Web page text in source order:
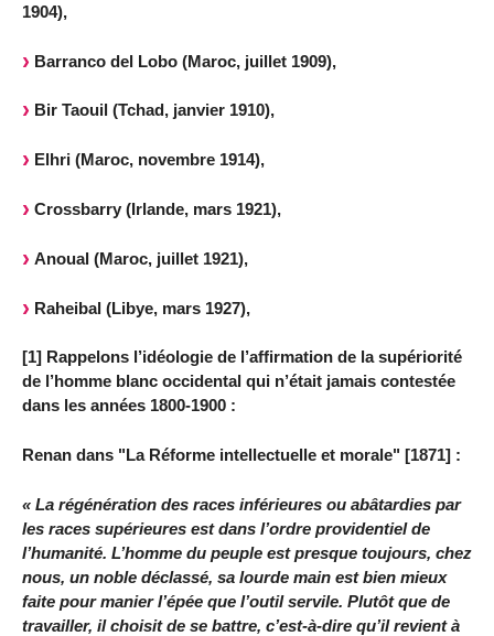
1904),
Barranco del Lobo (Maroc, juillet 1909),
Bir Taouil (Tchad, janvier 1910),
Elhri (Maroc, novembre 1914),
Crossbarry (Irlande, mars 1921),
Anoual (Maroc, juillet 1921),
Raheibal (Libye, mars 1927),
[1] Rappelons l’idéologie de l’affirmation de la supériorité
de l’homme blanc occidental qui n’était jamais contestée
dans les années 1800-1900 :
Renan dans "La Réforme intellectuelle et morale" [1871] :
« La régénération des races inférieures ou abâtardies par
les races supérieures est dans l’ordre providentiel de
l’humanité. L’homme du peuple est presque toujours, chez
nous, un noble déclassé, sa lourde main est bien mieux
faite pour manier l’épée que l’outil servile. Plutôt que de
travailler, il choisit de se battre, c’est-à-dire qu’il revient à